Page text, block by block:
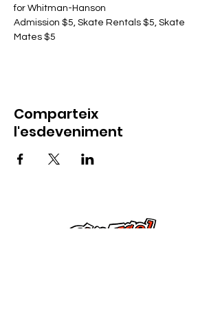
for Whitman-Hanson
Admission $5, Skate Rentals $5, Skate
Mates $5
Comparteix
l'esdeveniment